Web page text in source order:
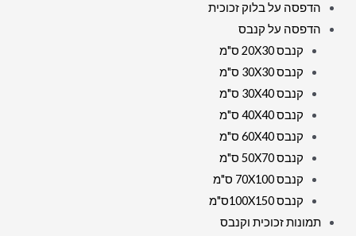
הדפסה על בלוק זכוכית
הדפסה על קנבס
קנבס 20X30 ס"מ
קנבס 30X30 ס"מ
קנבס 30X40 ס"מ
קנבס 40X40 ס"מ
קנבס 60X40 ס"מ
קנבס 50X70 ס"מ
קנבס 70X100 ס"מ
קנבס 100X150ס"מ
תמונות זכוכית וקנבס